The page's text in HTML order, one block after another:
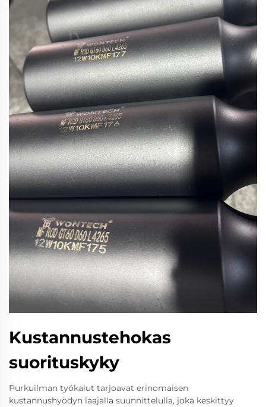
Kustannustehokas
suorituskyky
Purkuilman työkalut tarjoavat erinomaisen
kustannushyödyn laajalla suunnittelulla, joka keskittyy